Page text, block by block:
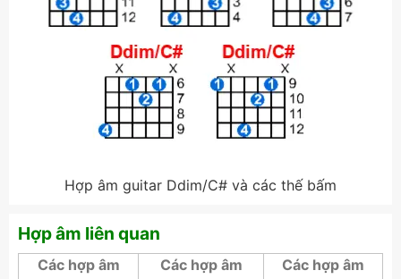
Hợp âm guitar Ddim/C# và các thế bấm
Hợp âm liên quan
Các hợp âm
Các hợp âm
Các hợp âm